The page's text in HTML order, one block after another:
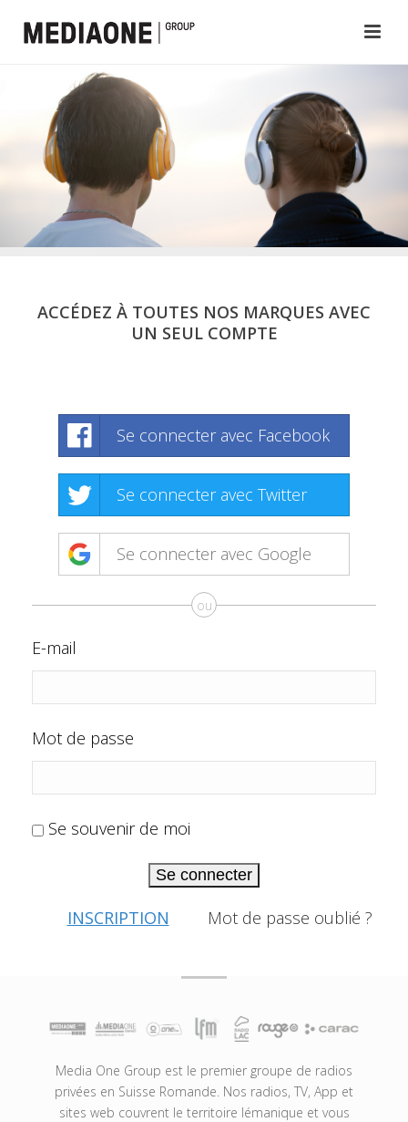
ACCÉDEZ À TOUTES NOS MARQUES AVEC
UN SEUL COMPTE
Se connecter avec Facebook
Se connecter avec Twitter
Se connecter avec Google
ou
E-mail
Mot de passe
Se souvenir de moi
Se connecter
INSCRIPTION Mot de passe oublié ?
Media One Group est le premier groupe de radios
privées en Suisse Romande. Nos radios, TV, App et
sites web couvrent le territoire lémanique et vous